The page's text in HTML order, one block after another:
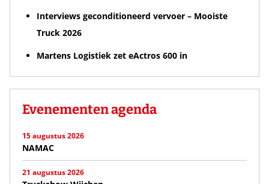
Interviews geconditioneerd vervoer – Mooiste
Truck 2026
Martens Logistiek zet eActros 600 in
Evenementen agenda
15 augustus 2026
NAMAC
21 augustus 2026